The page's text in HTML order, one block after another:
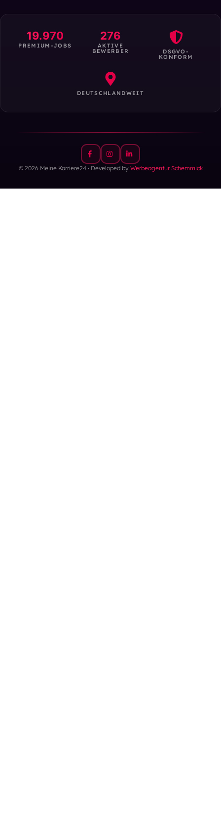
19.970
PREMIUM-JOBS
276
AKTIVE
BEWERBER DSGVO-
KONFORM
DEUTSCHLANDWEIT
© 2026 Meine Karriere24 · Developed by Werbeagentur Schemmick